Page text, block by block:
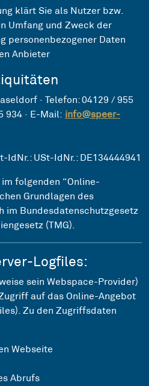
klärt Sie als Nutzer bzw.
Umfang und Zweck der
personenbezogener Daten
Anbieter
· Telefon: 04129 / 955
934 · E-Mail: info@speer-
IdNr.: USt-IdNr.: DE134444941
folgenden “Online-
Grundlagen des
im Bundesdatenschutzgesetz
(TMG).
Logfiles:
sein Webspace-Provider)
auf das Online-Angebot
Zu den Zugriffsdaten
Webseite
Abrufs